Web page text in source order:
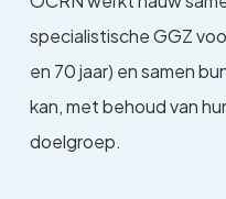
specialistische GGZ
en 70 jaar) en samen
kan, met behoud van
doelgroep.